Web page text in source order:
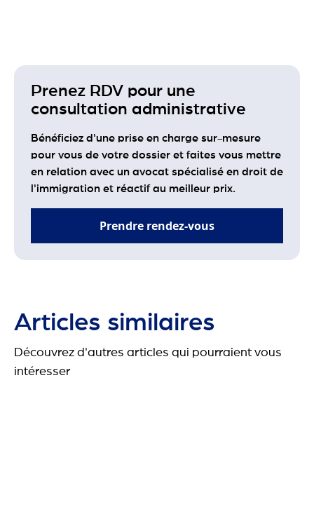
Prenez RDV pour une
consultation administrative
Bénéficiez d'une prise en charge sur-mesure
pour vous de votre dossier et faites vous mettre
en relation avec un avocat spécialisé en droit de
l'immigration et réactif au meilleur prix.
Prendre rendez-vous
Articles similaires
Découvrez d'autres articles qui pourraient vous
intéresser